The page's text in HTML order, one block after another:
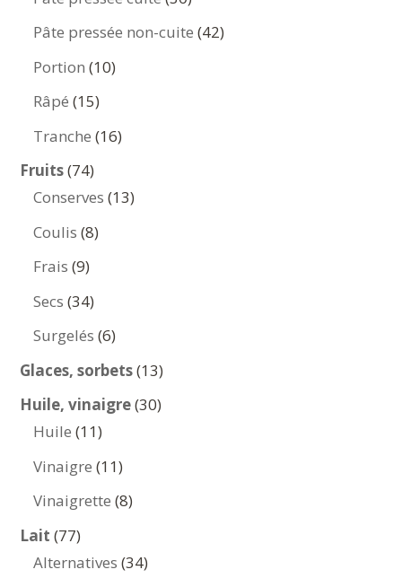
produits
Pâte pressée non-cuite 4242
Portion 1010
Râpé 1515
produits
Tranche 1616
Fruits 7474
produits
Conserves 1313
Coulis 88
Frais 99
produits
Secs 3434
produits
Surgelés 66
produits
Glaces, sorbets 1313
produits
Huile, vinaigre 3030
Huile 1111
produits
Vinaigre 1111
produits
Vinaigrette 88
Lait 7777
produits
Alternatives 3434